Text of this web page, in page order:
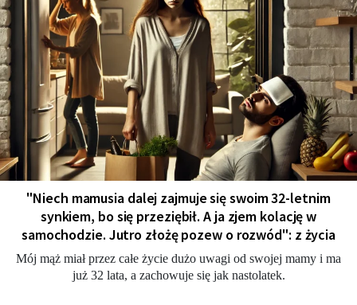
"Niech mamusia dalej zajmuje się swoim 32-letnim
synkiem, bo się przeziębił. A ja zjem kolację w
samochodzie. Jutro złożę pozew o rozwód": z życia
Mój mąż miał przez całe życie dużo uwagi od swojej mamy i ma
już 32 lata, a zachowuje się jak nastolatek.